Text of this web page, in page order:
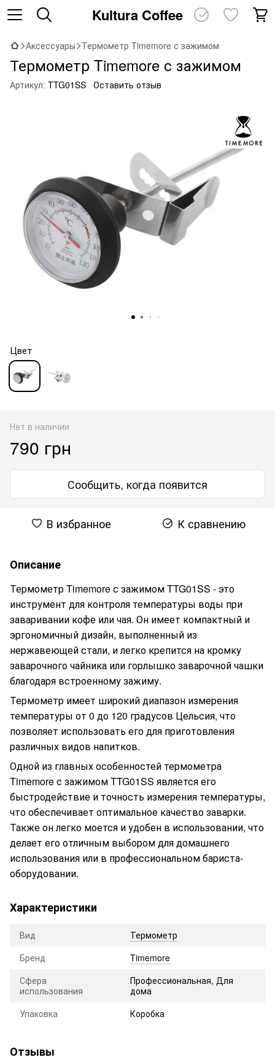
Kultura Coffee
Аксессуары Термометр Timemore с зажимом
Термометр Timemore с зажимом
Артикул: TTG01SS Оставить отзыв
Цвет
Нет в наличии
790 грн
Сообщить, когда появится
В избранное К сравнению
Описание
Термометр Timemore с зажимом TTG01SS - это
инструмент для контроля температуры воды при
заваривании кофе или чая. Он имеет компактный и
эргономичный дизайн, выполненный из
нержавеющей стали, и легко крепится на кромку
заварочного чайника или горлышко заварочной чашки
благодаря встроенному зажиму.
Термометр имеет широкий диапазон измерения
температуры от 0 до 120 градусов Цельсия, что
позволяет использовать его для приготовления
различных видов напитков.
Одной из главных особенностей термометра
Timemore с зажимом TTG01SS является его
быстродействие и точность измерения температуры,
что обеспечивает оптимальное качество заварки.
Также он легко моется и удобен в использовании, что
делает его отличным выбором для домашнего
использования или в профессиональном бариста-
оборудовании.
Характеристики
Вид
Термометр
Бренд
Timemore
Сфера
использования
Профессиональная, Для
дома
Упаковка
Коробка
Отзывы